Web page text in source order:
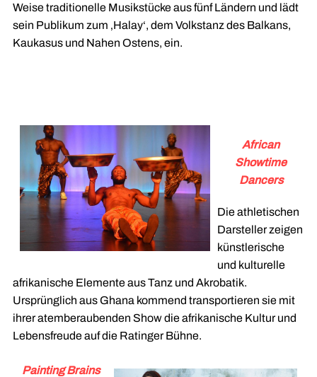
Weise traditionelle Musikstücke aus fünf Ländern und lädt
sein Publikum zum ‚Halay‘, dem Volkstanz des Balkans,
Kaukasus und Nahen Ostens, ein.
African
Showtime
Dancers
Die athletischen
Darsteller zeigen
künstlerische
und kulturelle
afrikanische Elemente aus Tanz und Akrobatik.
Ursprünglich aus Ghana kommend transportieren sie mit
ihrer atemberaubenden Show die afrikanische Kultur und
Lebensfreude auf die Ratinger Bühne.
Painting Brains